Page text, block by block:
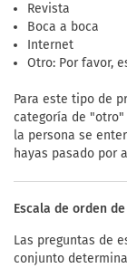
Revista
Boca a boca
Internet
Otro: Por favor,
Para este tipo de
categoría de
la persona se
hayas pasado por
Escala de orden
Las preguntas de
conjunto